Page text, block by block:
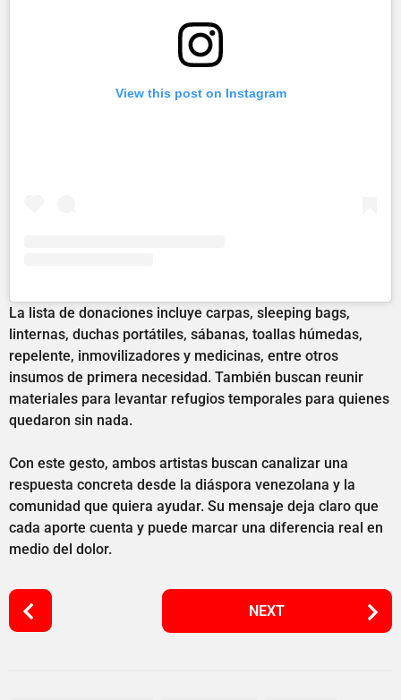
View this post on Instagram
La lista de donaciones incluye carpas, sleeping bags,
linternas, duchas portátiles, sábanas, toallas húmedas,
repelente, inmovilizadores y medicinas, entre otros
insumos de primera necesidad. También buscan reunir
materiales para levantar refugios temporales para quienes
quedaron sin nada.
Con este gesto, ambos artistas buscan canalizar una
respuesta concreta desde la diáspora venezolana y la
comunidad que quiera ayudar. Su mensaje deja claro que
cada aporte cuenta y puede marcar una diferencia real en
medio del dolor.
P
o
NEXT